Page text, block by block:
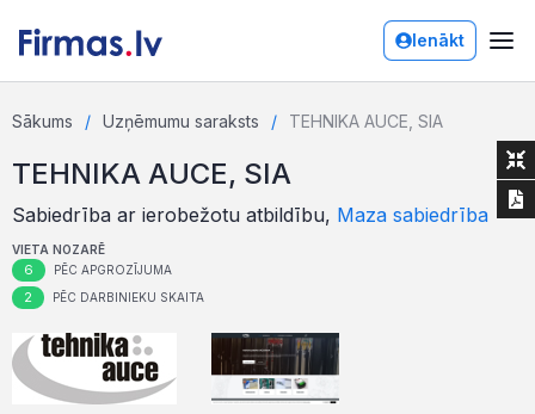
Ienākt
Sākums Uzņēmumu saraksts TEHNIKA AUCE, SIA
TEHNIKA AUCE, SIA
Sabiedrība ar ierobežotu atbildību, Maza sabiedrība
VIETA NOZARĒ
6 PĒC APGROZĪJUMA
2 PĒC DARBINIEKU SKAITA